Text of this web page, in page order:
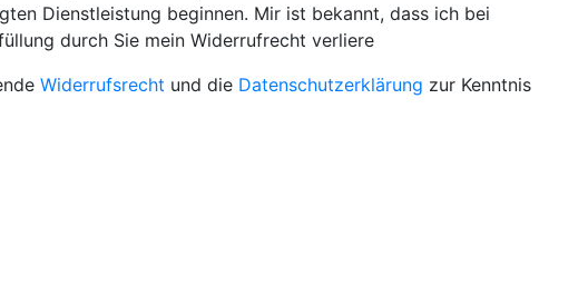
Dienstleistung beginnen. Mir ist bekannt, dass ich bei
durch Sie mein Widerrufrecht verliere
Widerrufsrecht und die Datenschutzerklärung zur Kenntnis